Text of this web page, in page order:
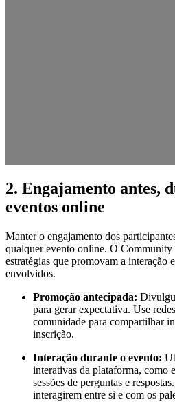
2. Engajamento antes,
eventos online
Manter o engajamento dos
qualquer evento online. O Community
estratégias que promovam a interação
envolvidos.
Promoção antecipada:
para gerar expectativa. Use
comunidade para compartilhar
inscrição.
Interação durante o evento:
interativas da plataforma, como
sessões de perguntas e
interagirem entre si e com os